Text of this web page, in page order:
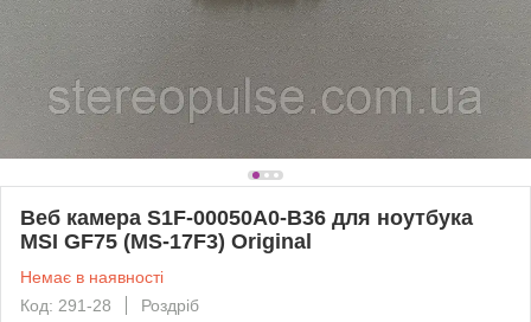
Веб камера S1F-00050A0-B36 для ноутбука
MSI GF75 (MS-17F3) Original
Немає в наявності
Код: 291-28
Роздріб